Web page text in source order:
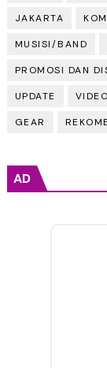
JAKARTA
MUSISI/BAND
PROMOSI DAN
UPDATE VIDEO
GEAR
AD